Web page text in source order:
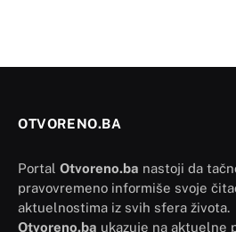
OTVORENO.BA
Portal Otvoreno.ba nastoji da
pravovremeno informiše svoje
aktuelnostima iz svih sfera života.
Otvoreno.ba ukazuje na aktuelne